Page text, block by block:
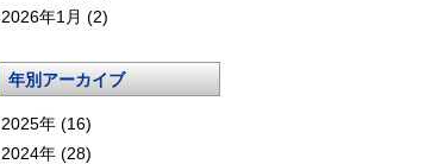
2026年1月 (2)
年別アーカイブ
2025年 (16)
2024年 (28)